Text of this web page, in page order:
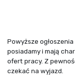
Powyższe
posiadamy i mają
ofert pracy. Z
czekać na wyjazd.